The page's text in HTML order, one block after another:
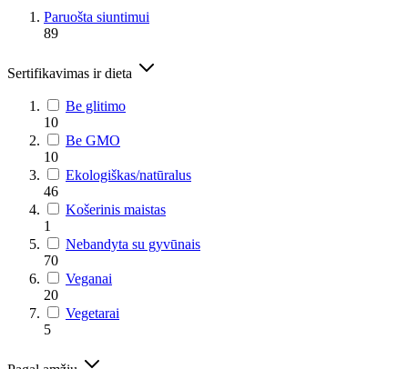
Paruošta siuntimui
89
Sertifikavimas ir dieta
Be glitimo
10
Be GMO
10
Ekologiškas/natūralus
46
Košerinis maistas
1
Nebandyta su gyvūnais
70
Veganai
20
Vegetarai
5